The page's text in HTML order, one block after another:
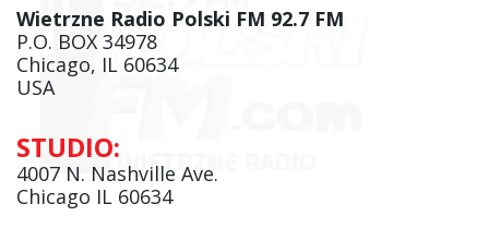
Wietrzne Radio Polski FM 92.7 FM
P.O. BOX 34978
Chicago, IL 60634
USA
STUDIO:
4007 N. Nashville Ave.
Chicago IL 60634